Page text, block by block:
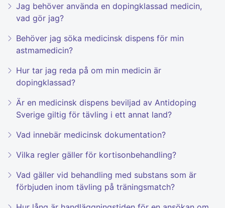
Jag behöver använda en dopingklassad medicin,
vad gör jag?
Behöver jag söka medicinsk dispens för min
astmamedicin?
Hur tar jag reda på om min medicin är
dopingklassad?
Är en medicinsk dispens beviljad av Antidoping
Sverige giltig för tävling i ett annat land?
Vad innebär medicinsk dokumentation?
Vilka regler gäller för kortisonbehandling?
Vad gäller vid behandling med substans som är
förbjuden inom tävling på träningsmatch?